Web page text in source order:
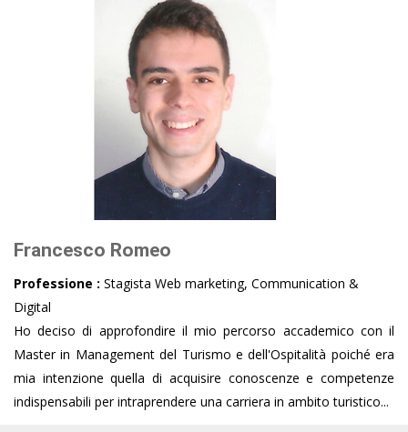
Francesco Romeo
Professione : Stagista Web marketing, Communication &
Digital
Ho deciso di approfondire il mio percorso accademico con il
Master in Management del Turismo e dell'Ospitalità poiché era
mia intenzione quella di acquisire conoscenze e competenze
indispensabili per intraprendere una carriera in ambito turistico...